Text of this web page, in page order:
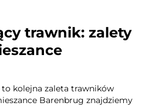
trawnik: zalety
to kolejna zaleta trawników
Barenbrug znajdziemy